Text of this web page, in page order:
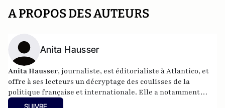
A PROPOS DES AUTEURS
Anita Hausser
Anita Hausser, journaliste, est éditorialiste à Atlantico, et
offre à ses lecteurs un décryptage des coulisses de la
politique française et internationale. Elle a notamment
publiéSarkozy, itinéraire d'une ambition
SUIVRE